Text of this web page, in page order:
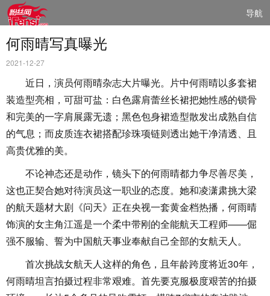
导航
何雨晴写真曝光
2021-12-27
近日，演员何雨晴杂志大片曝光。片中何雨晴以多套裙
装造型亮相，可甜可盐：白色露肩蕾丝长裙把她性感的锁骨
和完美的一字肩展露无遗；黑色包身裙造型散发出成熟自信
的气息；而皮质连衣裙搭配珍珠项链则透出她干净清透、且
高贵优雅的美。
不论神态还是动作，镜头下的何雨晴都力争尽善尽美，
这也正契合她对待演员这一职业的态度。她和凌潇肃挑大梁
的航天题材大剧《问天》正在央视一套黄金档热播，何雨晴
饰演的女主角江遥是一个柔中带刚的全能航天工程师——倔
强不服输、誓为中国航天事业奉献自己全部的女航天人。
首次挑战女航天人这样的角色，且年龄跨度将近30年，
何雨晴坦言拍摄过程非常艰难。首先要克服极度艰苦的拍摄